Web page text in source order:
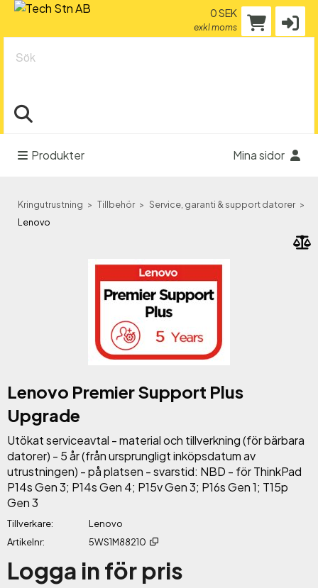
0 SEK
exkl moms
Sök
Produkter Mina sidor
Kringutrustning Tillbehör
Service, garanti & support datorer
Lenovo
Lenovo Premier Support Plus
Upgrade
Utökat serviceavtal - material och tillverkning (för bärbara
datorer) - 5 år (från ursprungligt inköpsdatum av
utrustningen) - på platsen - svarstid: NBD - för ThinkPad
P14s Gen 3; P14s Gen 4; P15v Gen 3; P16s Gen 1; T15p
Gen 3
Tillverkare
Lenovo
Artikelnr
5WS1M88210
Logga in för pris